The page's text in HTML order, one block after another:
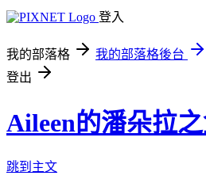
登入
我的部落格 我的部落格後台
登出
Aileen的潘朵拉
跳到主文